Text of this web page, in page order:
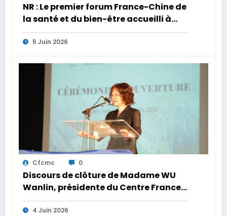
NR : Le premier forum France-Chine de
la santé et du bien-être accueilli à
Selles-sur-Cher
5 Juin 2026
Cfcmc 0
Discours de clôture de Madame WU
Wanlin, présidente du Centre France
Chine de la médecine chinoise
4 Juin 2026